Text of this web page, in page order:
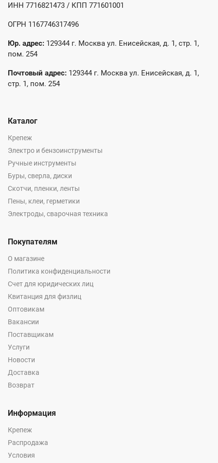
ИНН 7716821473 / КПП 771601001
ОГРН 1167746317496
Юр. адрес: 129344 г. Москва ул. Енисейская, д. 1, стр. 1,
пом. 254
Почтовый адрес: 129344 г. Москва ул. Енисейская, д. 1,
стр. 1, пом. 254
Каталог
Крепеж
Электро и бензоинструменты
Ручные инструменты
Буры, сверла, диски
Скотчи, пленки, ленты
Пены, клеи, герметики
Электроды, сварочная техника
Покупателям
О магазине
Политика конфиденциальности
Счет для юридических лиц
Квитанция для физлиц
Оптовикам
Вакансии
Поставщикам
Услуги
Новости
Доставка
Возврат
Информация
Крепеж
Распродажа
Условия